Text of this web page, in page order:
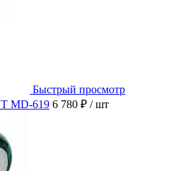
Быстрый просмотр
MD-619 6 780 ₽ / шт